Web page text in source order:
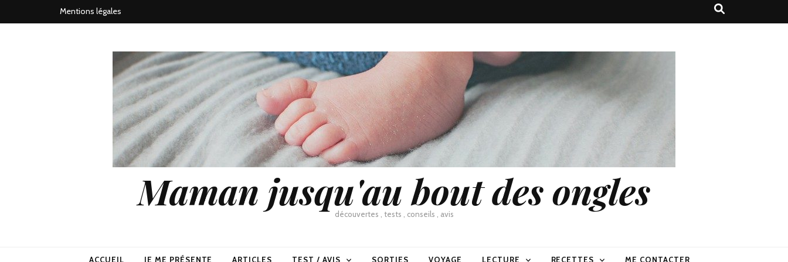
Mentions légales
Maman jusqu'au bout des ongles
découvertes , tests , conseils , avis
ACCUEIL JE ME PRÉSENTE ARTICLES TEST / AVIS SORTIES VOYAGE LECTURE RECETTES ME CONTACTER